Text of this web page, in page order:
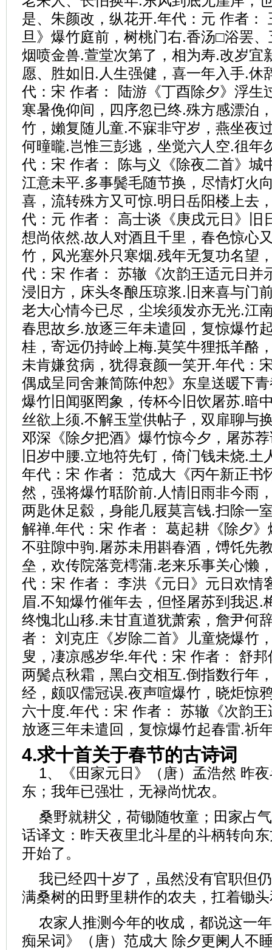
是、朱颜改，纵花开.年代：元 作者：
旦》爆竹庭前，树桃门右.香汤□浴罢
烟喷金兽.萱堂次第了，相为寿.改岁宜
愿、胜如旧.人生强健，喜一年入手.休
代：宋 作者： 陆游《丁酉除夕》浮生
寒暑俛仰间，四序忽已终.殊方感漂泊
竹，嬾复随儿童.不寐非守岁，燕坐夜
何曈曨.岂惟三彭逃，坐觉六人空.徂年
代：宋 作者： 陈与义《除夜二首》城
江意未平.多事鬓毛随节换，尽情灯火
喜，流转殊方又可惊.明日岳阳楼上去
代：元 作者： 高士谈《庚戌元日》旧
想尚依然.故人对酒且千里，春色惊心
竹，风光塞外只寒烟.残年无复功名望
代：宋 作者： 苏辙《次韵王适元日并
浸旧方，床头冬酿压琼浆.旧来喜与门
老大心情今已尽，尘埃须发亦无光.江
春思故乡.放逐三年未遣回，复惊爆竹
桂，寄远仍持岭上梅.莫笑牛狸抵羊酪
未肯嫌贫病，犹得衰颜一笑开.年代：
偶成呈同舍兼简陈仲恕》东皇送暖下
爆竹旧闻驱罔象，传杯今旧饮屠苏.暗
丝欲上须.不解玉堂供帖子，双扉聊与
邓深《除夕把酒》爆竹惊今夕，屠苏
旧岁中腰.立地符先钉，倚门钱未烧.
年代：宋 作者： 范成大《丙午新正书
然，强将爆竹聒阶前.人情旧雨非今雨
两匙休足縠，身能几屐莫言钱.扫除一
解禅.年代：宋 作者： 葛起耕《除夕
不驻隙中驹.屠苏未用斟春酒，馎饦先
垒，欢传院落竞樗蒲.老来乐事关心懒
代：宋 作者： 李洪《元日》元日欢情
眉.不知爆竹催年去，但怪屠苏到我迟.
终愧北山移.未甘直道犹萧索，詹尹何
者： 刘克庄《岁除二首》儿童烧爆竹
叟，凄凉感岁华.年代：宋 作者： 舒
两鬓点秋霜，黑白交相互.倒指数行年
经，颇叹儒冠误.夜声喧爆竹，晓炬惊
六十度.年代：宋 作者： 苏辙《次韵
放逐三年未遣回，复惊爆竹起春雷.祈
4.求十首关于春节的古诗词
1、《田家元日》（唐）孟浩然 昨
东；我年已强壮，无禄尚忧农。
桑野就耕父，荷锄随牧童；田家占
话译文：昨天夜里北斗星的斗柄转向
开始了。
我已经四十岁了，虽然没有官职但
满桑树的田野里耕作的农夫，扛着锄
农家人推测今年的收成，都说这一
痴呆词》（唐）范成大 除夕更阑人不